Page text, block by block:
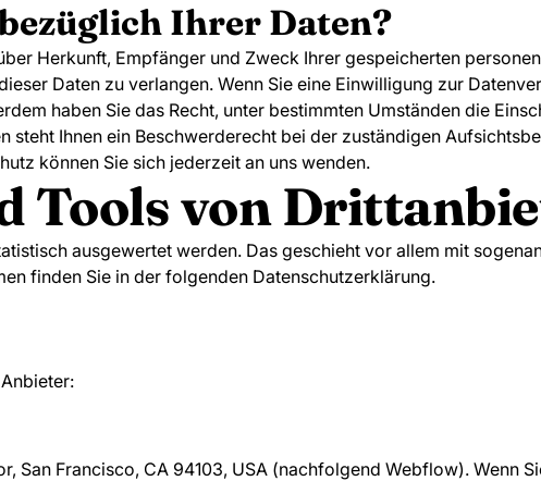
Ihrer Daten?
Herkunft, Empfänger und Zweck Ihrer gespeicherten
Daten zu verlangen. Wenn Sie eine Einwilligung zur
haben Sie das Recht, unter bestimmten Umständen die
steht Ihnen ein Beschwerderecht bei der zuständigen
können Sie sich jederzeit an uns wenden.
Tools von
ausgewertet werden. Das geschieht vor allem mit
finden Sie in der folgenden Datenschutzerklärung.
San Francisco, CA 94103, USA (nachfolgend Webflow). Wenn